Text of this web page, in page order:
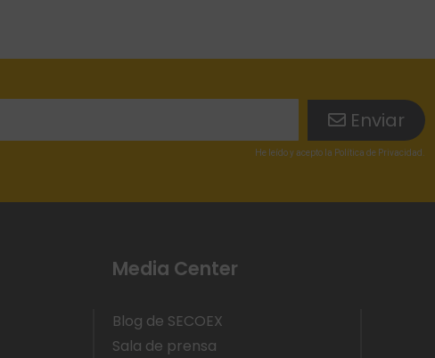
Enviar
He leídoy acepto la Política de Privacidad
Media Center
Blog de SECOEX
Sala de prensa